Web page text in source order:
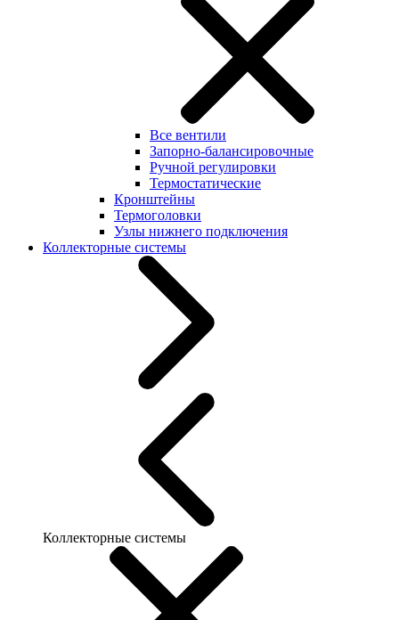
Все вентили
Запорно-балансировочные
Ручной регулировки
Термостатические
Кронштейны
Термоголовки
Узлы нижнего подключения
Коллекторные системы
Коллекторные системы